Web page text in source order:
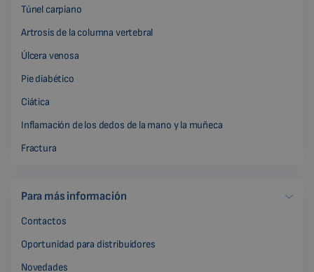
Túnel carpiano
Artrosis de la columna vertebral
Úlcera venosa
Pie diabético
Ciática
Inflamación de los dedos de la mano y la muñeca
Fractura
Para más información
Contactos
Oportunidad para distribuidores
Novedades